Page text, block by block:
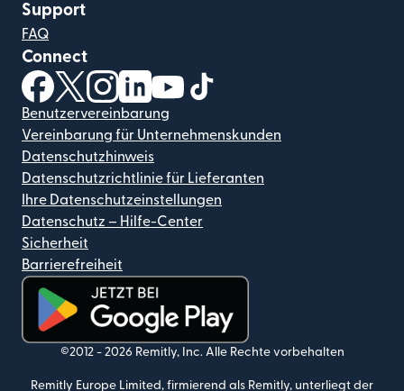
Support
FAQ
Connect
(wird in einem neuen Fenster geöffnet)
(wird in einem neuen Fenster geöffnet)
(wird in einem neuen Fenster geöffnet)
(wird in einem neuen Fenster geöffnet)
(wird in einem neuen Fenster
Benutzervereinbarung
Vereinbarung für Unternehmenskunden
Datenschutzhinweis
Datenschutzrichtlinie für Lieferanten
Ihre Datenschutzeinstellungen
Datenschutz – Hilfe-Center
Sicherheit
Barrierefreiheit
(wird in einem neuen Fenster geöffnet)
©2012 - 2026 Remitly, Inc. Alle Rechte vorbehalten
Remitly Europe Limited, firmierend als Remitly, unterliegt der